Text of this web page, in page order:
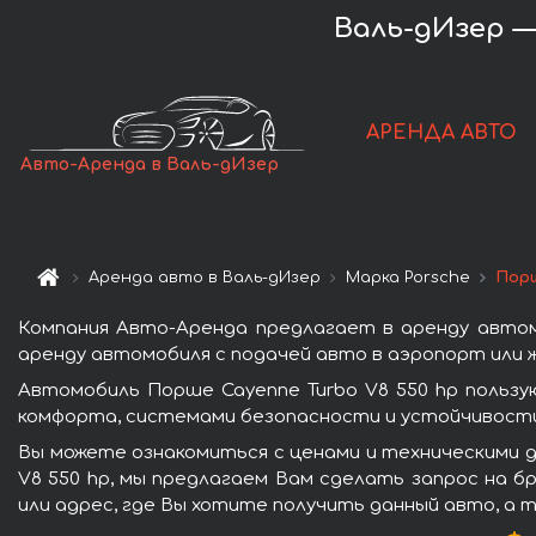
Валь-дИзер
Авто-Аренда в Валь-дИзер
АРЕНДА АВТО
Аренда авто в Валь-дИзер Марка Porsche
Компания Авто-Аренда предлагает в аренду
аренду автомобиля с подачей авто в аэропорт или
Автомобиль Порше Cayenne Turbo V8 550 hp
комфорта, системами безопасности и
Вы можете ознакомиться с ценами и
V8 550 hp, мы предлагаем Вам сделать запрос на
или адрес, где Вы хотите получить данный авто, а